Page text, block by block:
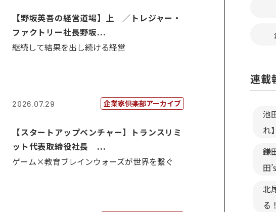
【野坂英吾の経営道場】上 ／トレジャー・
ファクトリー社長野坂...
継続して結果を出し続ける経営
2026.07.29 企業家倶楽部アーカイブ
【スタートアップベンチャー】トランスリミ
ット代表取締役社長 ...
ゲーム×教育ブレインウォーズが世界を繋ぐ
連載
池
れ】
鎌
田
北
る